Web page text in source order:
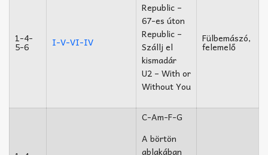
1-4-
5-6 I-V-VI-IV
Republic –
67-es úton
Republic –
Szállj el
kismadár
U2 – With or
Without You
Fülbemászó,
felemelő
C-Am-F-G
A börtön
ablakában